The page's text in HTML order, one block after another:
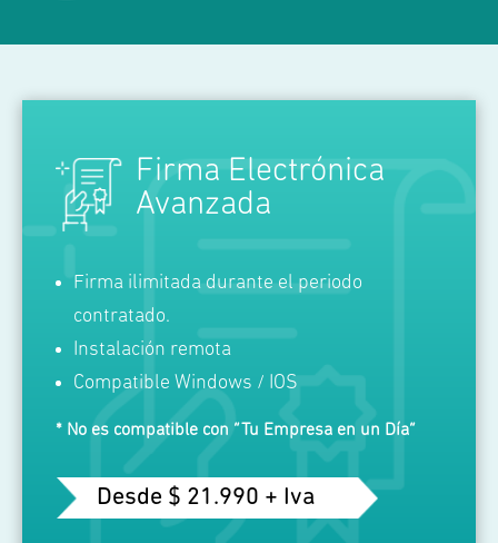
Firma Electrónica
Avanzada
Firma ilimitada durante el periodo
contratado.
Instalación remota
Compatible Windows / IOS
* No es compatible con “Tu Empresa en un Día”
Desde $ 21.990 + Iva